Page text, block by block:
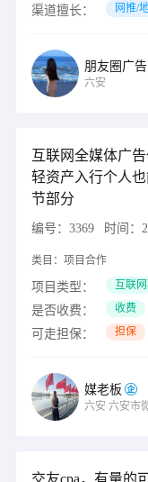
渠道擅长： 网推/
朋友圈广
六安
互联网全媒体广告
轻资产入行个人
节部分
编号： 3369 时间：
类目： 项目合作
项目类型： 互联
是否收费： 收费
可走担保： 担保
媒老板
六安 六安市
交友cpa，有量的